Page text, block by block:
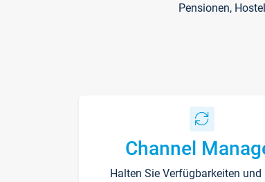
Pensionen,
Channel
Halten Sie Verfügbarkeiten und